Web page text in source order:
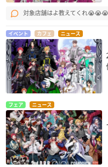
対象店舗はよ教えてくれ😭😭😭
イベント カフェ ニュース
フェア ニュース